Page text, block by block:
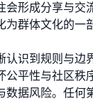
形成分享与交
群体文化的一
认识到规则与
平性与社区秩
数据风险。任